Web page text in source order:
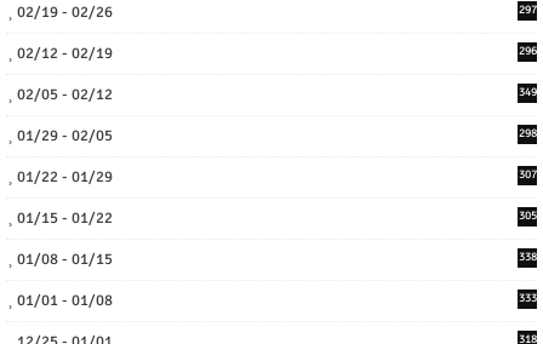
02/19 - 02/26 297
02/12 - 02/19 296
02/05 - 02/12 349
01/29 - 02/05 298
01/22 - 01/29 307
01/15 - 01/22 305
01/08 - 01/15 338
01/01 - 01/08 333
318